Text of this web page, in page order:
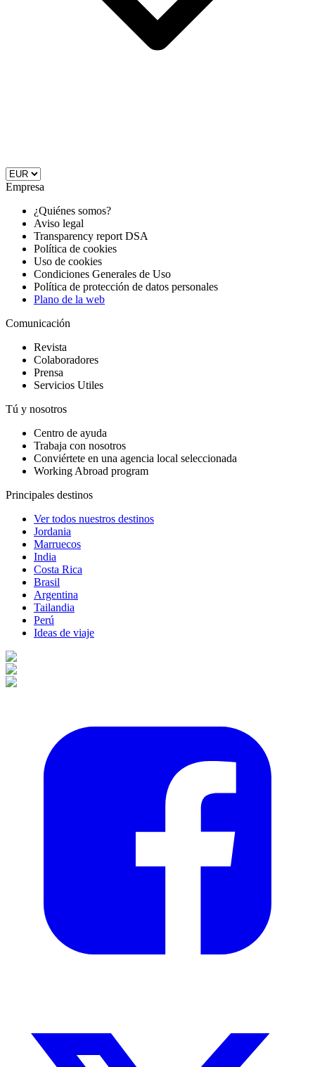
Empresa
¿Quiénes somos?
Aviso legal
Transparency report DSA
Política de cookies
Uso de cookies
Condiciones Generales de Uso
Política de protección de datos personales
Plano de la web
Comunicación
Revista
Colaboradores
Prensa
Servicios Utiles
Tú y nosotros
Centro de ayuda
Trabaja con nosotros
Conviértete en una agencia local seleccionada
Working Abroad program
Principales destinos
Ver todos nuestros destinos
Jordania
Marruecos
India
Costa Rica
Brasil
Argentina
Tailandia
Perú
Ideas de viaje